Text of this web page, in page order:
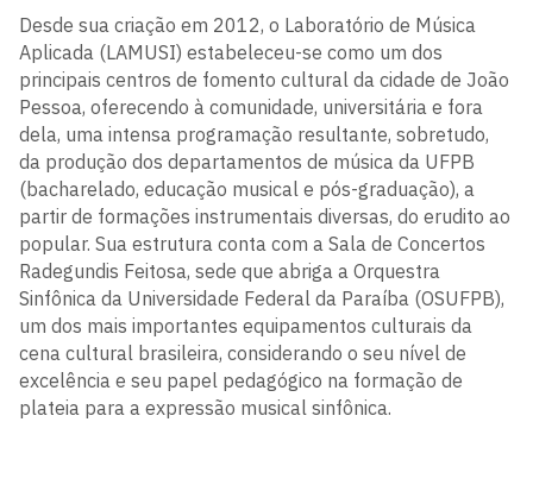
Desde sua criação em 2012, o Laboratório de Música
Aplicada (LAMUSI) estabeleceu-se como um dos
principais centros de fomento cultural da cidade de João
Pessoa, oferecendo à comunidade, universitária e fora
dela, uma intensa programação resultante, sobretudo,
da produção dos departamentos de música da UFPB
(bacharelado, educação musical e pós-graduação), a
partir de formações instrumentais diversas, do erudito ao
popular. Sua estrutura conta com a Sala de Concertos
Radegundis Feitosa, sede que abriga a Orquestra
Sinfônica da Universidade Federal da Paraíba (OSUFPB),
um dos mais importantes equipamentos culturais da
cena cultural brasileira, considerando o seu nível de
excelência e seu papel pedagógico na formação de
plateia para a expressão musical sinfônica.